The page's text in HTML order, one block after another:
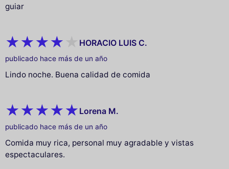
guiar
HORACIO LUIS C.
publicado hace más de un año
Lindo noche. Buena calidad de comida
Lorena M.
publicado hace más de un año
Comida muy rica, personal muy agradable y vistas
espectaculares.